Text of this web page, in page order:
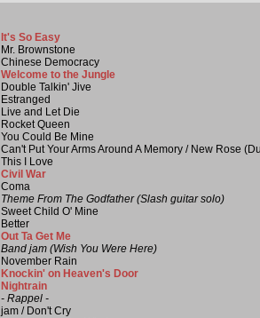
It's So Easy
Mr. Brownstone
Chinese Democracy
Welcome to the Jungle
Double Talkin' Jive
Estranged
Live and Let Die
Rocket Queen
You Could Be Mine
Can't Put Your Arms Around A Memory / New Rose
This I Love
Civil War
Coma
Theme From The Godfather (Slash guitar solo)
Sweet Child O' Mine
Better
Out Ta Get Me
Band jam (Wish You Were Here)
November Rain
Knockin' on Heaven's Door
Nightrain
- Rappel -
jam / Don't Cry